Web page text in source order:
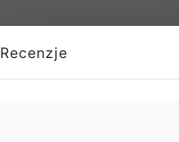
Recenzje